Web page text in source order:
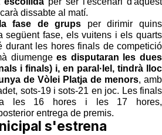
dissabte al matí.
fase de grups per dirimir quins
següent fase, els vuitens i els quarts
durant les hores finals de competició
diumengees disputaran les dues
i finals) i, en paral·lel, tindrà lloc
de Vòlei Platja de menors, amb
sots-19 i sots-21 en joc. Les finals
a les 16 hores i les 17 hores,
entrega de premis.
s'estrena